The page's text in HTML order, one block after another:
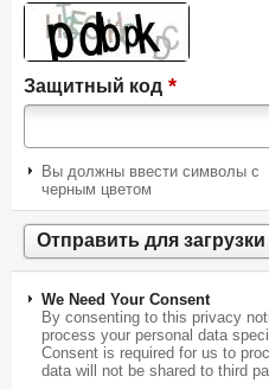
Защитный код *
Вы должны ввести символы с
черным цветом
We Need Your Consent
By consenting to this privacy
process your personal data
Consent is required for us to
data will not be shared to third